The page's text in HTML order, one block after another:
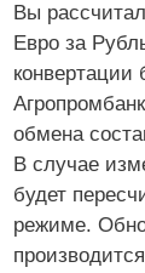
Вы
Евро за
конвертации
обмена
В случае
будет
режиме.